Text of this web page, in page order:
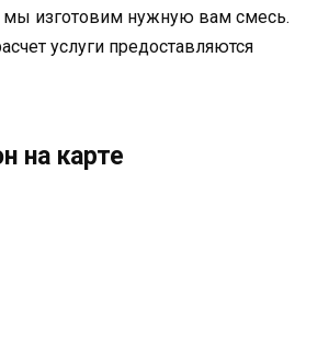
мы изготовим нужную вам смесь.
услуги предоставляются
на карте